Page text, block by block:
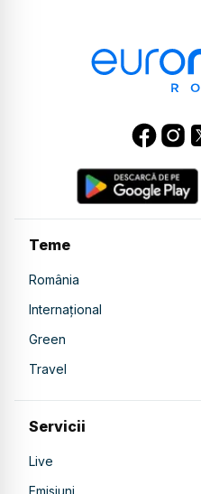
Teme
România
Internațional
Green
Travel
Servicii
Live